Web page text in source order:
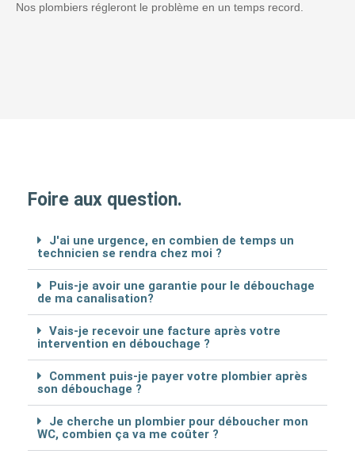
Nos plombiers régleront le problème en un temps record.
Foire aux question.
J'ai une urgence, en combien de temps un
technicien se rendra chez moi ?
Puis-je avoir une garantie pour le débouchage
de ma canalisation?
Vais-je recevoir une facture après votre
intervention en débouchage ?
Comment puis-je payer votre plombier après
son débouchage ?
Je cherche un plombier pour déboucher mon
WC, combien ça va me coûter ?